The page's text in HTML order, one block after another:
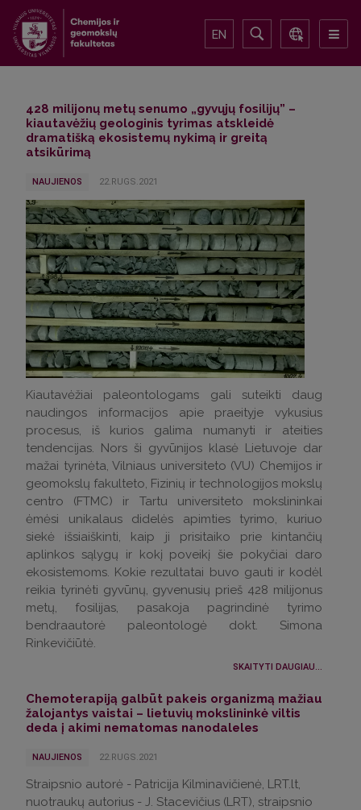
EN
428 milijonų metų senumo „gyvųjų fosilijų” –
kiautavėžių geologinis tyrimas atskleidė
dramatišką ekosistemų nykimą ir greitą
atsikūrimą
NAUJIENOS 22.RUGS.2021
Kiautavėžiai paleontologams gali suteikti daug
naudingos informacijos apie praeityje vykusius
procesus, iš kurios galima numanyti ir ateities
tendencijas. Nors ši gyvūnijos klasė Lietuvoje dar
mažai tyrinėta, Vilniaus universiteto (VU) Chemijos ir
geomokslų fakulteto, Fizinių ir technologijos mokslų
centro (FTMC) ir Tartu universiteto mokslininkai
ėmėsi unikalaus didelės apimties tyrimo, kuriuo
siekė išsiaiškinti, kaip ji prisitaiko prie kintančių
aplinkos sąlygų ir kokį poveikį šie pokyčiai daro
ekosistemoms. Kokie rezultatai buvo gauti ir kodėl
reikia tyrinėti gyvūnų, gyvenusių prieš 428 milijonus
metų, fosilijas, pasakoja pagrindinė tyrimo
bendraautorė paleontologė dokt. Simona
Rinkevičiūtė.
SKAITYTI DAUGIAU...
Chemoterapiją galbūt pakeis organizmą mažiau
žalojantys vaistai – lietuvių mokslininkė viltis
deda į akimi nematomas nanodaleles
NAUJIENOS 22.RUGS.2021
Straipsnio autorė - Patricija Kilminavičienė, LRT.lt,
nuotraukų autorius - J. Stacevičius (LRT), straipsnio